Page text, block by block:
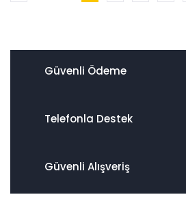
Güvenli Ödeme
Telefonla Destek
Güvenli Alışveriş